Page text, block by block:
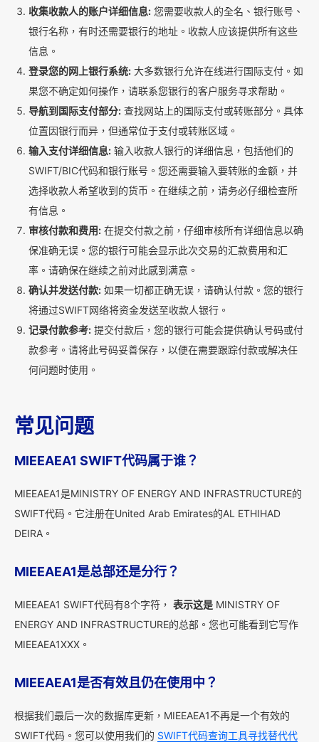
收集收款人的账户详细信息: 您需要收款人的全名、银行账号、
银行名称，有时还需要银行的地址。收款人应该提供所有这些
信息。
登录您的网上银行系统: 大多数银行允许在线进行国际支付。如
果您不确定如何操作，请联系您银行的客户服务寻求帮助。
导航到国际支付部分: 查找网站上的国际支付或转账部分。具体
位置因银行而异，但通常位于支付或转账区域。
输入支付详细信息: 输入收款人银行的详细信息，包括他们的
SWIFT/BIC代码和银行账号。您还需要输入要转账的金额，并
选择收款人希望收到的货币。在继续之前，请务必仔细检查所
有信息。
审核付款和费用: 在提交付款之前，仔细审核所有详细信息以确
保准确无误。您的银行可能会显示此次交易的汇款费用和汇
率。请确保在继续之前对此感到满意。
确认并发送付款: 如果一切都正确无误，请确认付款。您的银行
将通过SWIFT网络将资金发送至收款人银行。
记录付款参考: 提交付款后，您的银行可能会提供确认号码或付
款参考。请将此号码妥善保存，以便在需要跟踪付款或解决任
何问题时使用。
常见问题
MIEEAEA1 SWIFT代码属于谁？
MIEEAEA1是MINISTRY OF ENERGY AND INFRASTRUCTURE的
SWIFT代码。它注册在United Arab Emirates的AL ETHIHAD
DEIRA。
MIEEAEA1是总部还是分行？
MIEEAEA1 SWIFT代码有8个字符， 表示这是 MINISTRY OF
ENERGY AND INFRASTRUCTURE的总部。您也可能看到它写作
MIEEAEA1XXX。
MIEEAEA1是否有效且仍在使用中？
根据我们最后一次的数据库更新，MIEEAEA1不再是一个有效的
SWIFT代码。您可以使用我们的 SWIFT代码查询工具寻找替代代